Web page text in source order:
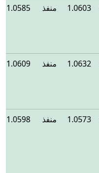
1.0603 منفذ 1.0585
1.0632 منفذ 1.0609
1.0573 منفذ 1.0598